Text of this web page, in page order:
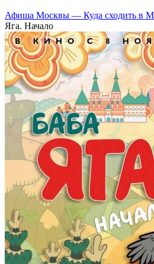
Афиша Москвы — Куда сходить в
Яга. Начало